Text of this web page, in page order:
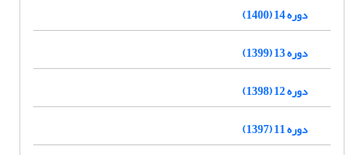
دوره 14 (1400)
دوره 13 (1399)
دوره 12 (1398)
دوره 11 (1397)